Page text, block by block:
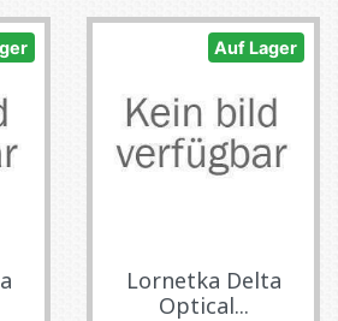
Auf Lager
Lornetka Delta
Optical...